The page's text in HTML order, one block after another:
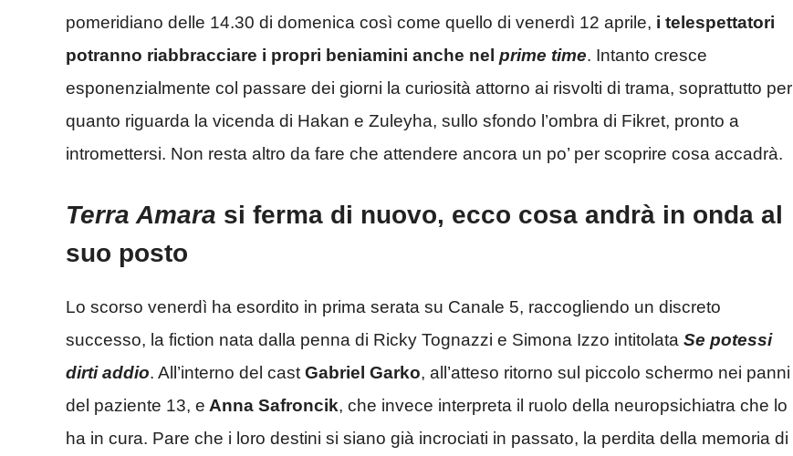
pomeridiano delle 14.30 di domenica così come quello di venerdì 12 aprile, i telespettatori
potranno riabbracciare i propri beniamini anche nel prime time. Intanto cresce
esponenzialmente col passare dei giorni la curiosità attorno ai risvolti di trama, soprattutto per
quanto riguarda la vicenda di Hakan e Zuleyha, sullo sfondo l’ombra di Fikret, pronto a
intromettersi. Non resta altro da fare che attendere ancora un po’ per scoprire cosa accadrà.
Terra Amara si ferma di nuovo, ecco cosa andrà in onda al
suo posto
Lo scorso venerdì ha esordito in prima serata su Canale 5, raccogliendo un discreto
successo, la fiction nata dalla penna di Ricky Tognazzi e Simona Izzo intitolata Se potessi
dirti addio. All’interno del castGabriel Garko, all’atteso ritorno sul piccolo schermo nei panni
del paziente 13, e Anna Safroncik, che invece interpreta il ruolo della neuropsichiatra che lo
ha in cura. Pare che i loro destini si siano già incrociati in passato, la perdita della memoria di